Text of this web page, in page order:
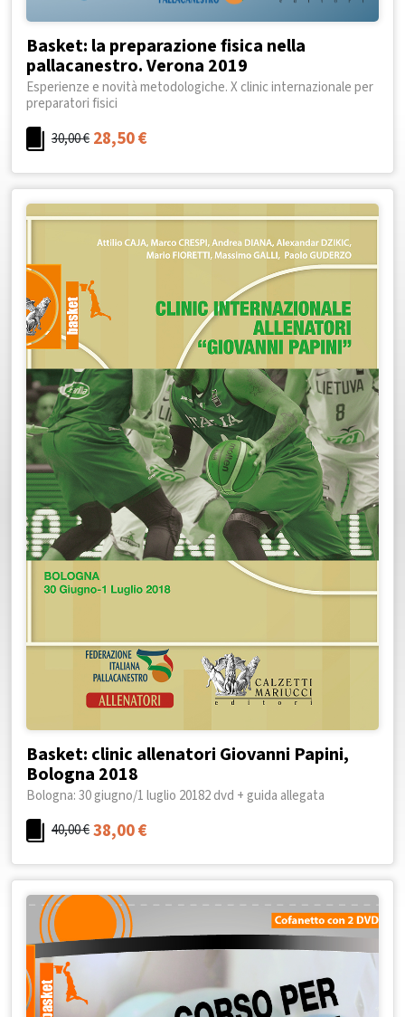
Basket: la preparazione fisica nella
pallacanestro. Verona 2019
Esperienze e novità metodologiche. X clinic internazionale per
preparatori fisici
30,00€ 28,50€
Basket: clinic allenatori Giovanni Papini,
Bologna 2018
Bologna: 30 giugno/1 luglio 20182 dvd + guida allegata
40,00€38,00€